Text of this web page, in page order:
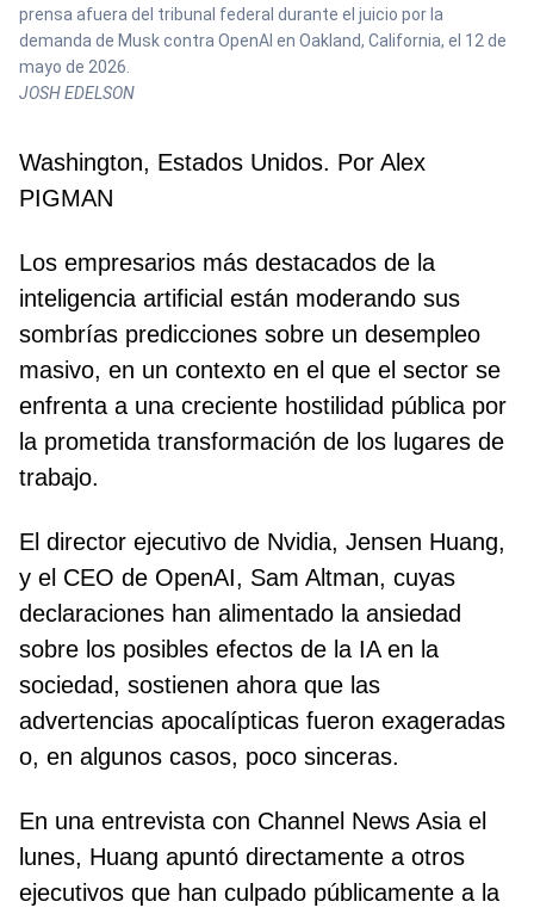
prensa afuera del tribunal federal durante el juicio por la
demanda de Musk contra OpenAI en Oakland, California, el 12 de
mayo de 2026.
JOSH EDELSON
Washington, Estados Unidos. Por Alex
PIGMAN
Los empresarios más destacados de la
inteligencia artificial están moderando sus
sombrías predicciones sobre un desempleo
masivo, en un contexto en el que el sector se
enfrenta a una creciente hostilidad pública por
la prometida transformación de los lugares de
trabajo.
El director ejecutivo de Nvidia, Jensen Huang,
y el CEO de OpenAI, Sam Altman, cuyas
declaraciones han alimentado la ansiedad
sobre los posibles efectos de la IA en la
sociedad, sostienen ahora que las
advertencias apocalípticas fueron exageradas
o, en algunos casos, poco sinceras.
En una entrevista con Channel News Asia el
lunes, Huang apuntó directamente a otros
ejecutivos que han culpado públicamente a la